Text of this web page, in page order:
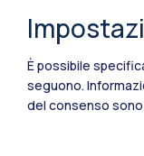
È possibile
seguono.
del consenso